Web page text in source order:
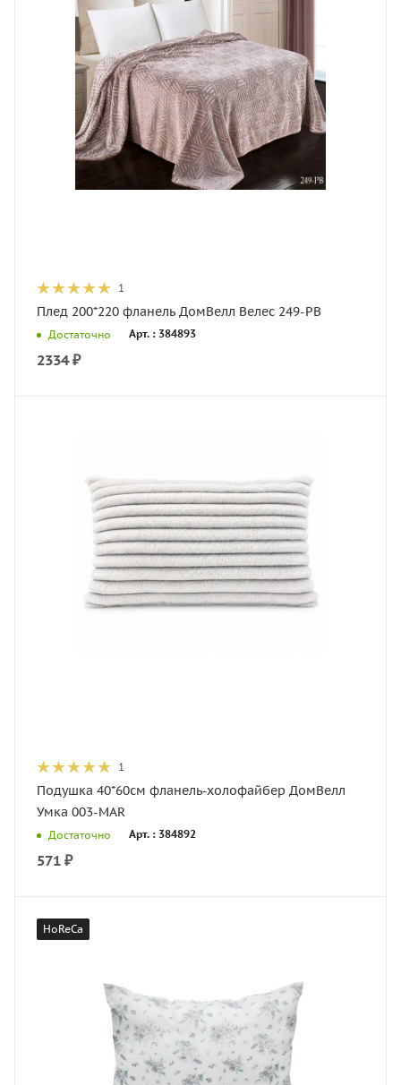
1
Плед 200*220 фланель ДомВелл Велес 249-PB
Достаточно Арт. : 384893
2334₽
1
Подушка 40*60см фланель-холофайбер ДомВелл
Умка 003-MAR
Достаточно Арт. : 384892
571 ₽
HoReCa